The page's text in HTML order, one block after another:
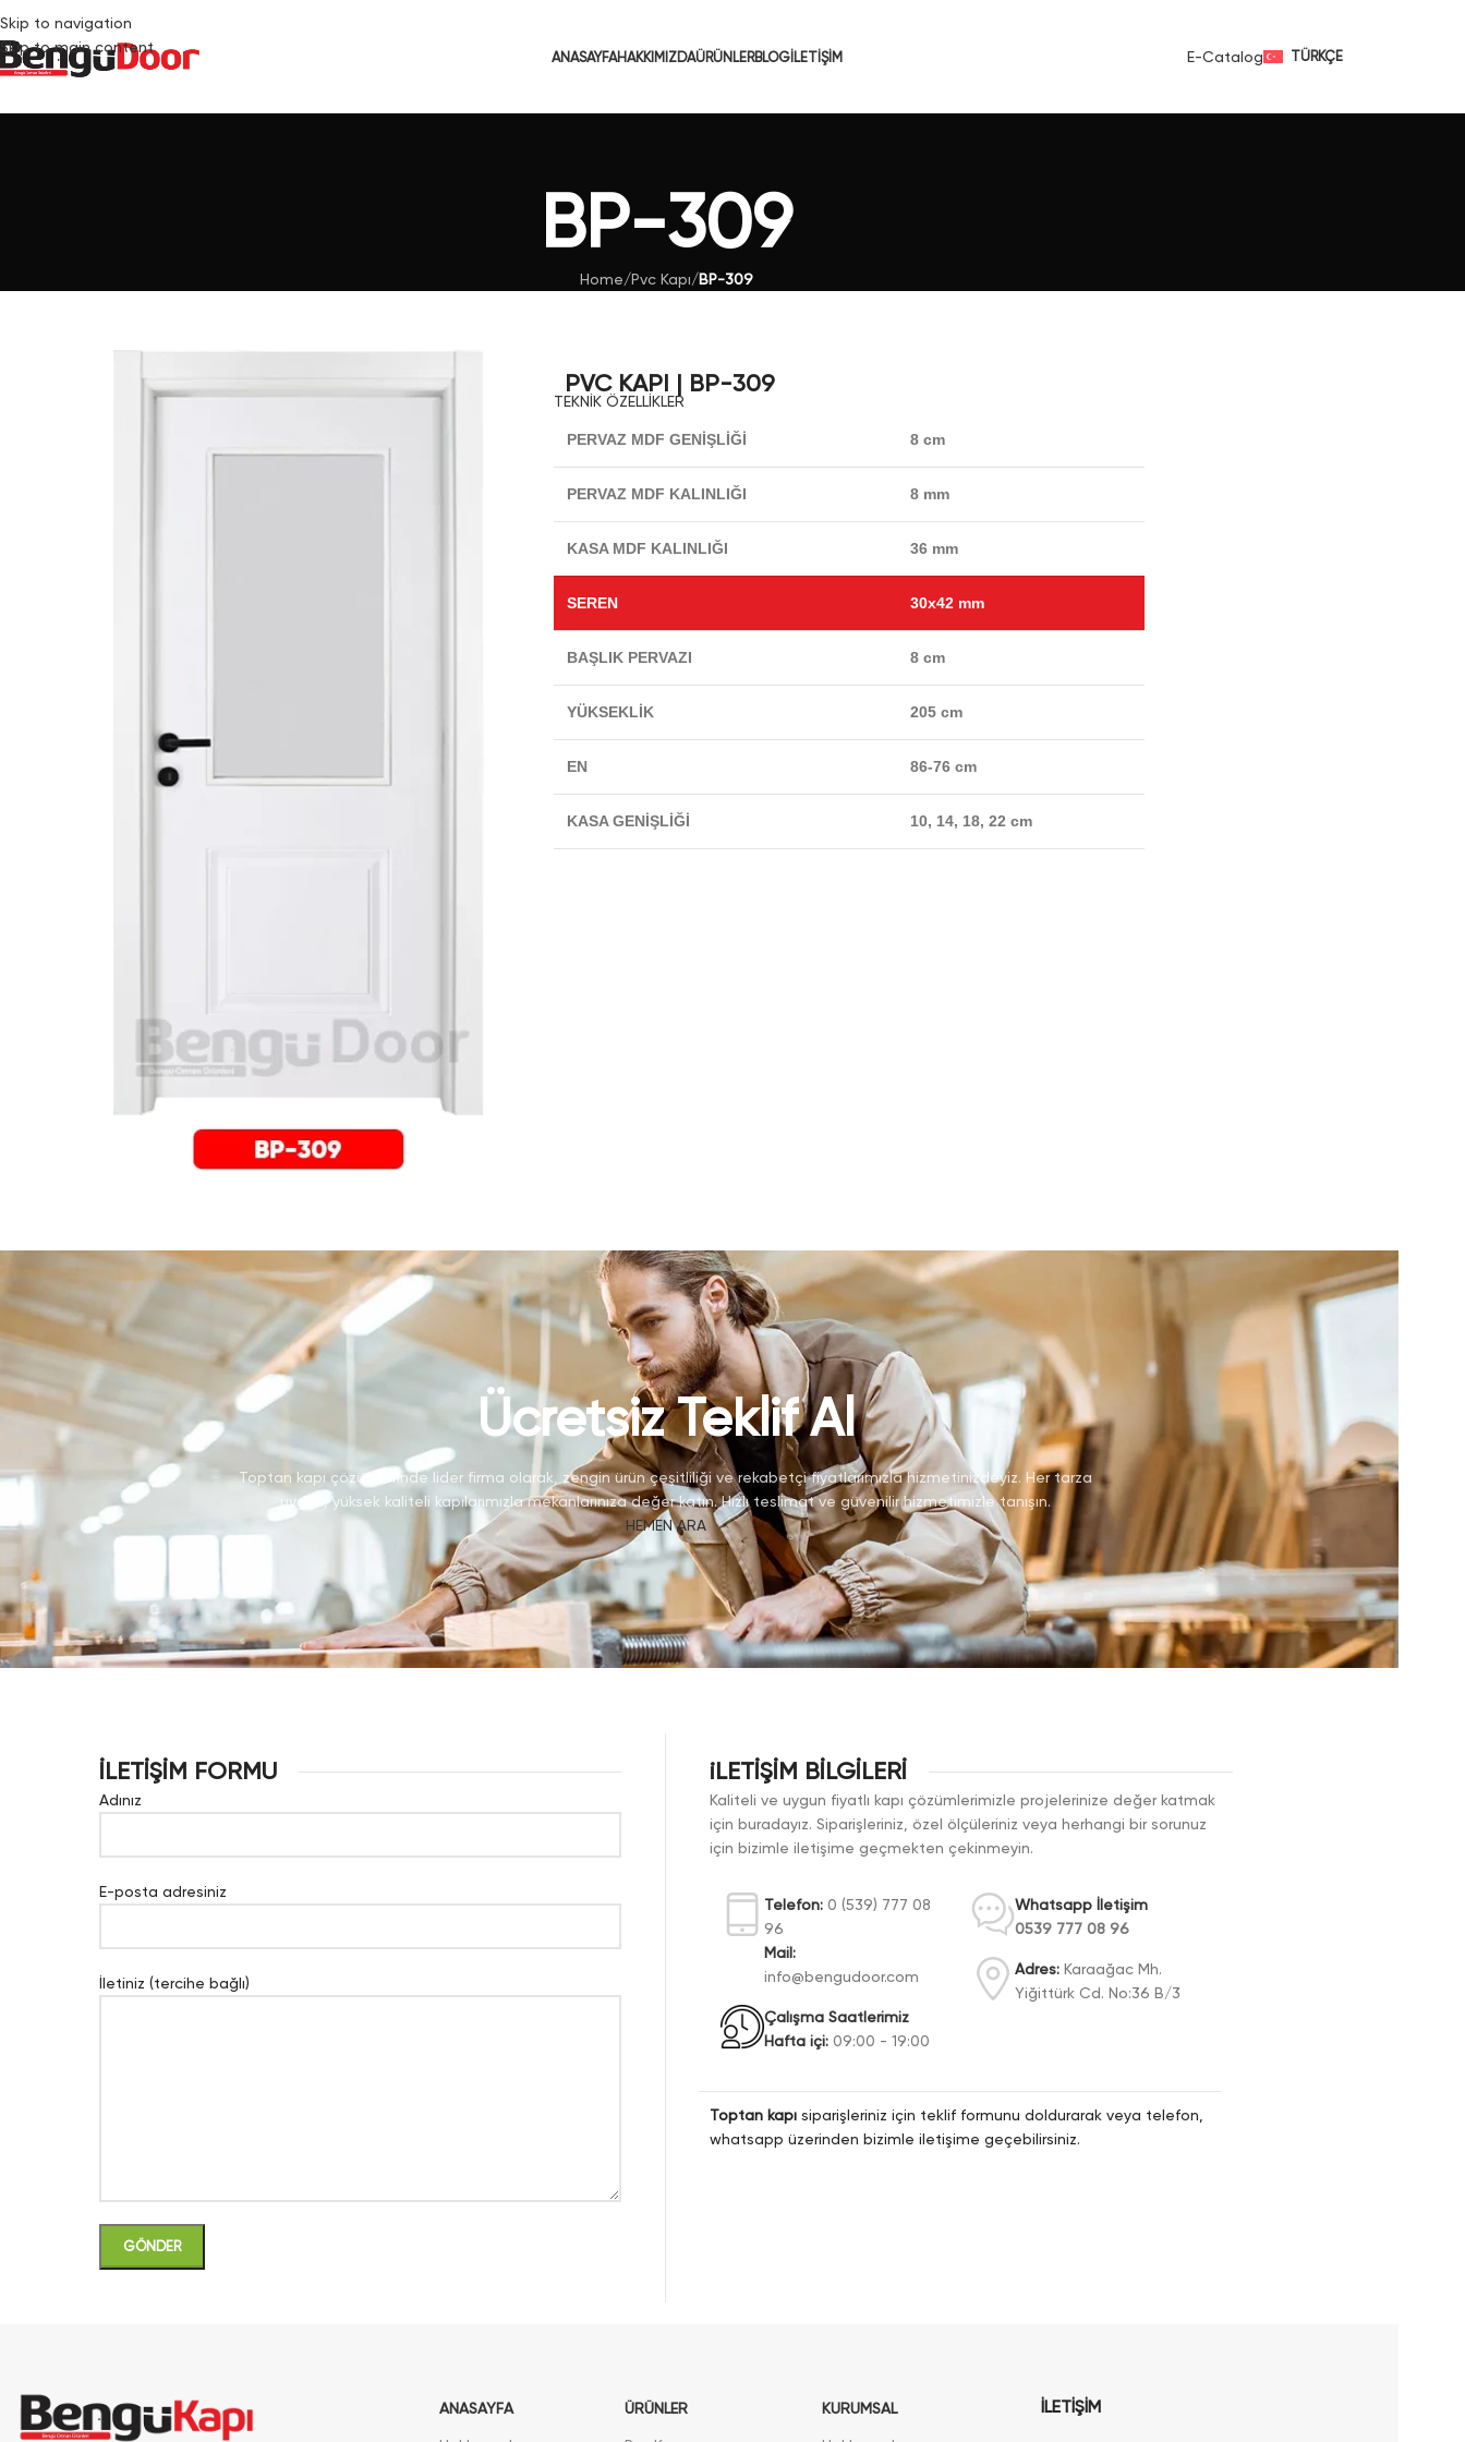
Skip to navigation
Skip to main content
ANASAYFAHAKKIMIZDAÜRÜNLERBLOGİLETIŞIM E-Catalog TÜRKÇE
BP-309
Home/Pvc Kapı/BP-309
PVC KAPI | BP-309
TEKNİK ÖZELLİKLER
PERVAZ MDF GENİŞLİĞİ 8 cm
PERVAZ MDF KALINLIĞI 8 mm
KASA MDF KALINLIĞI 36 mm
SEREN 30x42 mm
BAŞLIK PERVAZI 8 cm
YÜKSEKLİK 205 cm
EN 86-76 cm
KASA GENİŞLİĞİ 10, 14, 18, 22 cm
Ücretsiz Teklif Al
Toptan kapı çözümlerinde lider firma olarak, zengin ürün çeşitliliği ve rekabetçi fiyatlarımızla hizmetinizdeyiz. Her tarza
uygun, yüksek kaliteli kapılarımızla mekanlarınıza değer katın. Hızlı teslimat ve güvenilir hizmetimizle tanışın.
HEMEN ARA
İLETİŞİM FORMU
Adınız
E-posta adresiniz
İletiniz (tercihe bağlı)
iLETİŞİM BİLGİLERİ
Kaliteli ve uygun fiyatlı kapı çözümlerimizle projelerinize değer katmak
için buradayız. Siparişleriniz, özel ölçüleriniz veya herhangi bir sorunuz
için bizimle iletişime geçmekten çekinmeyin.
Telefon: 0 (539) 777 08
96
Mail:
info@bengudoor.com
Çalışma Saatlerimiz
Hafta içi: 09:00 - 19:00
Whatsapp İletişim
0539 777 08 96
Adres: Karaağac Mh.
Yiğittürk Cd. No:36 B/3
Toptan kapı siparişleriniz için teklif formunu doldurarak veya telefon,
whatsapp üzerinden bizimle iletişime geçebilirsiniz.
ANASAYFA ÜRÜNLER KURUMSAL İLETİŞİM